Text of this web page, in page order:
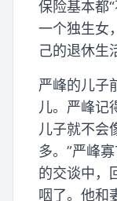
保险基本都
一个独生女
己的退休生
严峰的儿子
儿。严峰记
儿子就不会
多。”严峰
的交谈中，
咽了。他和